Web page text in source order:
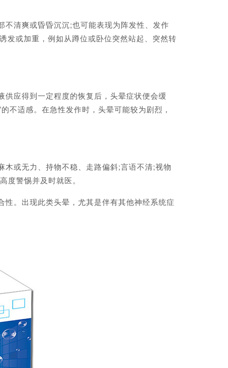
清爽或昏昏沉沉;也可能表现为阵发性、发作
发或加重，例如从蹲位或卧位突然站起、突然转
应得到一定程度的恢复后，头晕症状便会缓
不适感。在急性发作时，头晕可能较为剧烈，
或无力、持物不稳、走路偏斜;言语不清;视物
度警惕并及时就医。
。出现此类头晕，尤其是伴有其他神经系统症